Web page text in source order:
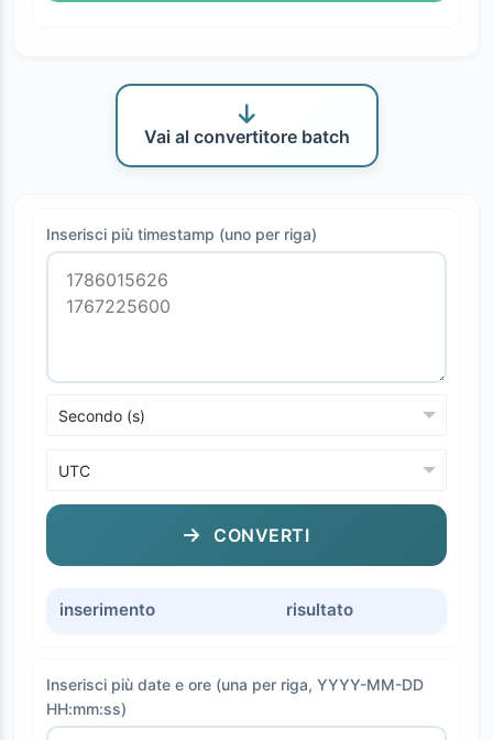
Vai al convertitore batch
Inserisci più timestamp (uno per riga)
CONVERTI
inserimento risultato
Inserisci più date e ore (una per riga, YYYY-MM-DD
HH:mm:ss)